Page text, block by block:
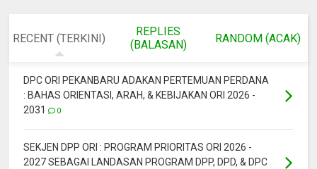
RECENT (TERKINI)
REPLIES
(BALASAN)
RANDOM (ACAK)
DPC ORI PEKANBARU ADAKAN PERTEMUAN PERDANA
: BAHAS ORIENTASI, ARAH, & KEBIJAKAN ORI 2026 -
2031
0
SEKJEN DPP ORI : PROGRAM PRIORITAS ORI 2026 -
2027 SEBAGAI LANDASAN PROGRAM DPP, DPD, & DPC